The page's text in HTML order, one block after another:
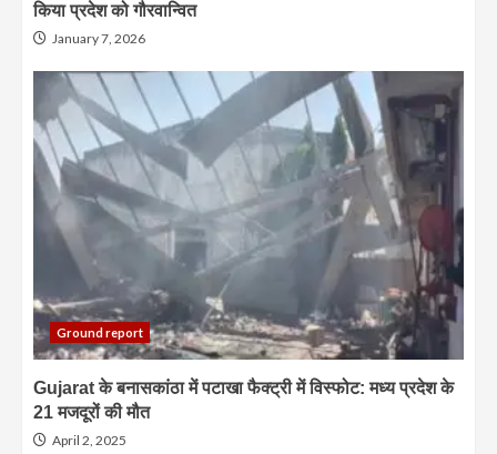
किया प्रदेश को गौरवान्वित
January 7, 2026
Ground report
Gujarat के बनासकांठा में पटाखा फैक्ट्री में विस्फोट: मध्य प्रदेश के
21 मजदूरों की मौत
April 2, 2025